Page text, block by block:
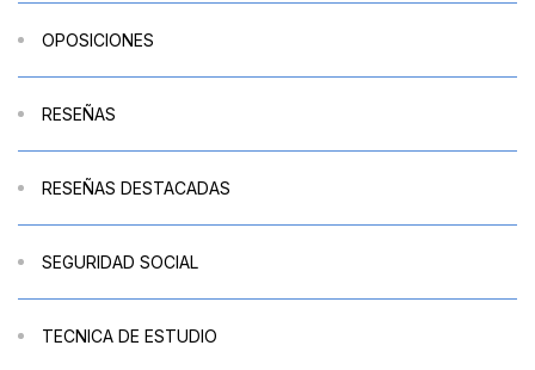
OPOSICIONES
RESEÑAS
RESEÑAS DESTACADAS
SEGURIDAD SOCIAL
TECNICA DE ESTUDIO